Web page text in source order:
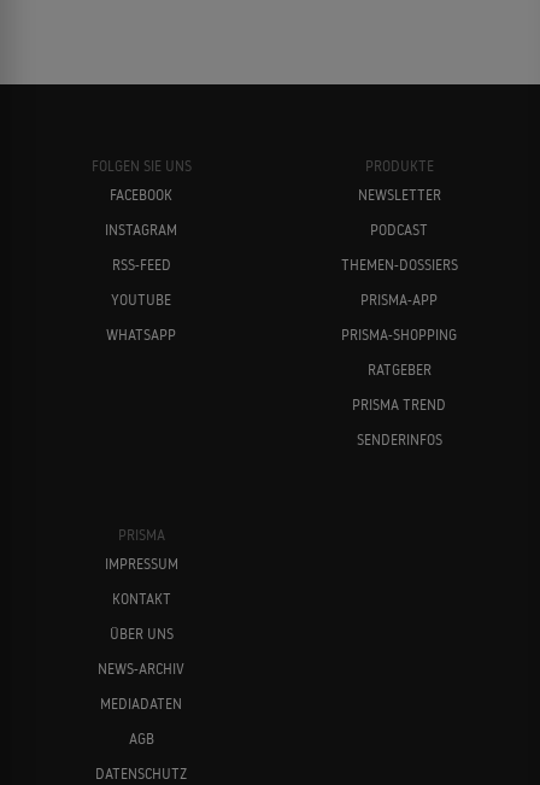
FOLGEN SIE UNS
FACEBOOK
INSTAGRAM
RSS-FEED
YOUTUBE
WHATSAPP
PRODUKTE
NEWSLETTER
PODCAST
THEMEN-DOSSIERS
PRISMA-APP
PRISMA-SHOPPING
RATGEBER
PRISMA TREND
SENDERINFOS
PRISMA
IMPRESSUM
KONTAKT
ÜBER UNS
NEWS-ARCHIV
MEDIADATEN
AGB
DATENSCHUTZ